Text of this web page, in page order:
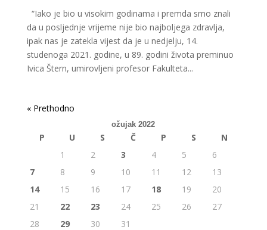
“Iako je bio u visokim godinama i premda smo znali
da u posljednje vrijeme nije bio najboljega zdrav­lja,
ipak nas je zatekla vijest da je u nedjelju, 14.
studenoga 2021. go­dine, u 89. godini života preminuo
Ivica Štern, umirovljeni profesor Fa­kulteta...
« Older Entries
ožujak 2022
P U S Č P S
N
1
2 3 4 5
6
7
8 9 10 11 12
13
14
15 16 17 18 19
20
21
22 23 24 25 26
27
28
29 30
31